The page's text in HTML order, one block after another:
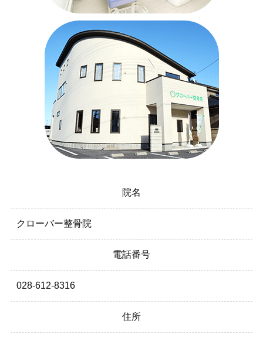
院名
クローバー整骨院
電話番号
028-612-8316
住所